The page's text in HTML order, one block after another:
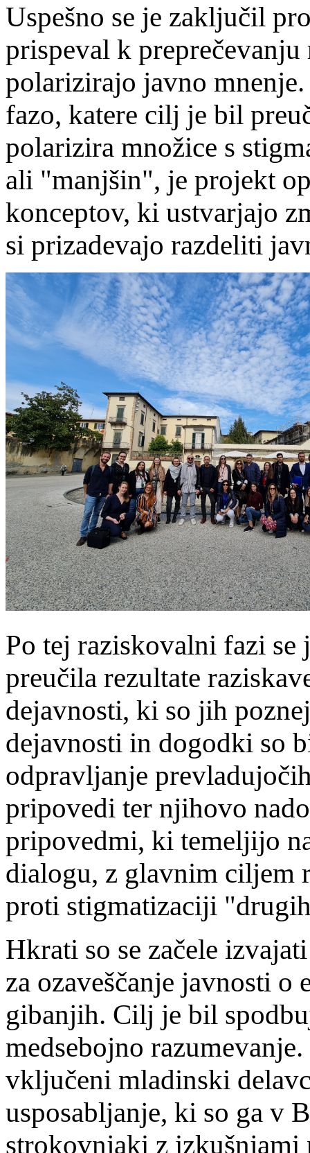
Uspešno se je zaključil
prispeval k
polarizirajo javno
fazo, katere cilj je bil
polarizira množice s
ali "manjšin", je projekt
konceptov, ki ustvarjajo
si prizadevajo razdeliti
Po tej raziskovalni fazi se
preučila rezultate
dejavnosti, ki so jih
dejavnosti in dogodki so
odpravljanje
pripovedi ter njihovo
pripovedmi, ki temeljijo
dialogu, z glavnim ciljem
proti stigmatizaciji
Hkrati so se začele
za ozaveščanje javnosti
gibanjih. Cilj je bil
medsebojno
vključeni mladinski
usposabljanje, ki so ga v
strokovnjaki z izkušnjami